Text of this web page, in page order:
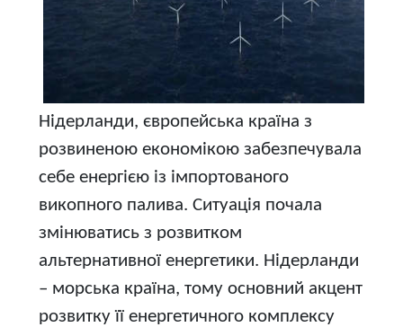
Нідерланди, європейська країна з
розвиненою економікою забезпечувала
себе енергією із імпортованого
викопного палива. Ситуація почала
змінюватись з розвитком
альтернативної енергетики. Нідерланди
– морська країна, тому основний акцент
розвитку її енергетичного комплексу